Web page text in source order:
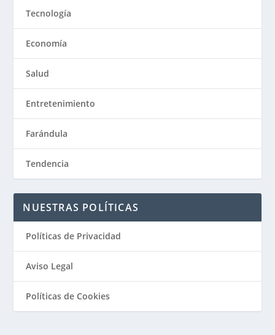
Tecnología
Economía
Salud
Entretenimiento
Farándula
Tendencia
NUESTRAS POLÍTICAS
Políticas de Privacidad
Aviso Legal
Políticas de Cookies